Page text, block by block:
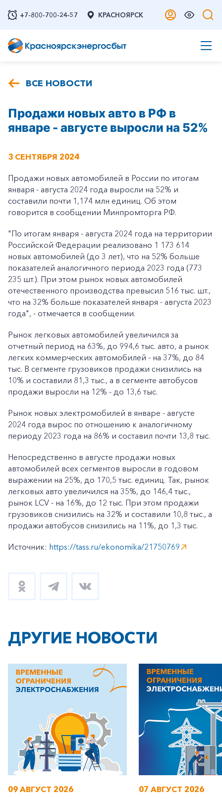
+7-800-700-24-57 КРАСНОЯРСК
+7-800-700-24-57
Частным клиентам
Корпоративным клиентам
ВСЕ НОВОСТИ
Продажи новых авто в РФ в
январе - августе выросли на 52%
3 СЕНТЯБРЯ 2024
Продажи новых автомобилей в России по итогам
января - августа 2024 года выросли на 52% и
составили почти 1,174 млн единиц. Об этом
говорится в сообщении Минпромторга РФ.
"По итогам января - августа 2024 года на территории
Российской Федерации реализовано 1 173 614
новых автомобилей (до 3 лет), что на 52% больше
показателей аналогичного периода 2023 года (773
235 шт.). При этом рынок новых автомобилей
отечественного производства превысил 516 тыс. шт.,
что на 32% больше показателей января - августа 2023
года", - отмечается в сообщении.
Рынок легковых автомобилей увеличился за
отчетный период на 63%, до 994,6 тыс. авто, а рынок
легких коммерческих автомобилей - на 37%, до 84
тыс. В сегменте грузовиков продажи снизились на
10% и составили 81,3 тыс., а в сегменте автобусов
продажи выросли на 12% - до 13,6 тыс.
Рынок новых электромобилей в январе - августе
2024 года вырос по отношению к аналогичному
периоду 2023 года на 86% и составил почти 13,8 тыс.
Непосредственно в августе продажи новых
автомобилей всех сегментов выросли в годовом
выражении на 25%, до 170,5 тыс. единиц. Так, рынок
легковых авто увеличился на 35%, до 146,4 тыс.,
рынок LCV - на 16%, до 12 тыс. При этом продажи
грузовиков снизились на 32% и составили 10,8 тыс., а
продажи автобусов снизились на 11%, до 1,3 тыс.
Источник: https://tass.ru/ekonomika/21750769
ДРУГИЕ НОВОСТИ
09 АВГУСТ 2026 07 АВГУСТ 2026